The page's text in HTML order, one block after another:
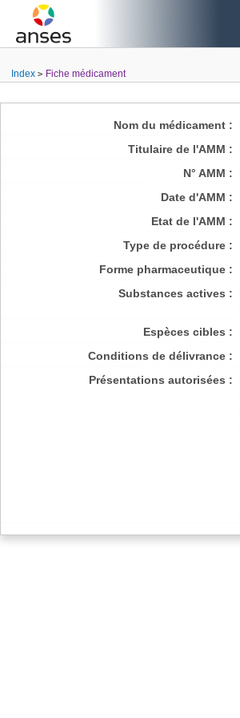
Index Fiche médicament
Nom du médicament :
Titulaire de l'AMM :
N° AMM :
Date d'AMM :
Etat de l'AMM :
Type de procédure :
Forme pharmaceutique :
Substances actives :
Espèces cibles :
Conditions de délivrance :
Présentations autorisées :